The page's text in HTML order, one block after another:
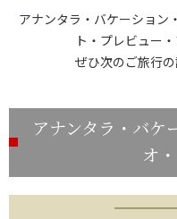
アナンタラ・バケーション
ト・プレビュー
ぜひ次のご旅行
アナンタラ・バケ
オ